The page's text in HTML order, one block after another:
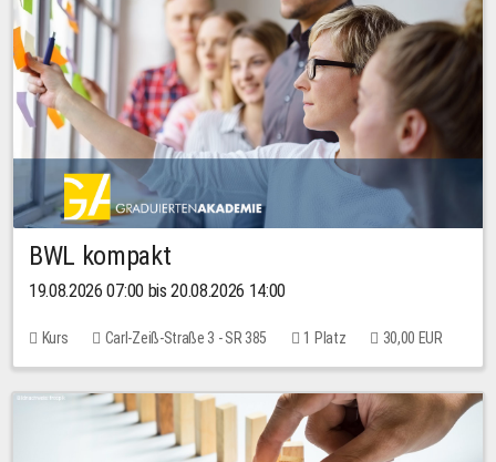
BWL kompakt
19.08.2026 07:00 bis 20.08.2026 14:00
Kurs Carl-Zeiß-Straße 3 - SR 385 1 Platz 30,00 EUR